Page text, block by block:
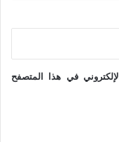
في هذا المتصفح